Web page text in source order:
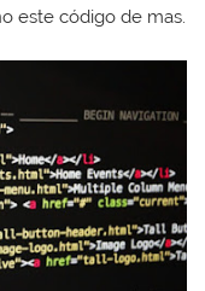
este código de mas.